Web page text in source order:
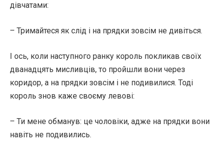
дівчатами:
– Тримайтеся як слід і на прядки зовсім не дивіться.
І ось, коли наступного ранку король покликав своїх
дванадцять мисливців, то пройшли вони через
коридор, а на прядки зовсім і не подивилися. Тоді
король знов каже своєму левові:
– Ти мене обманув: це чоловіки, адже на прядки вони
навіть не подивились.